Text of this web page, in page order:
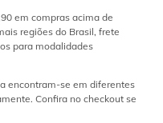
em compras acima de
regiões do Brasil, frete
para modalidades
encontram-se em diferentes
Confira no checkout se